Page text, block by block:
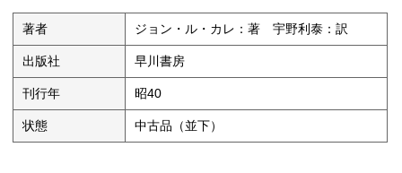
著者 ジョン・ル・カレ：著 宇野利泰：訳
出版社 早川書房
刊行年 昭40
状態 中古品（並下）